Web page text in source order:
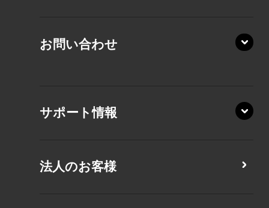
XA/ZY
MZ/MA
AZ/MY
お問い合わせ
サポート情報
法人のお客様